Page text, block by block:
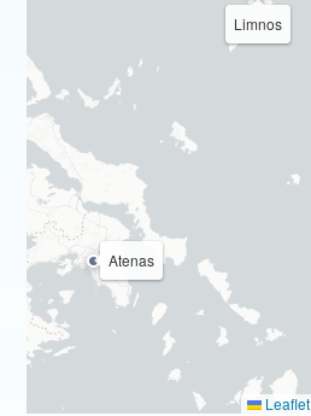
Limnos
Atenas
Leaflet